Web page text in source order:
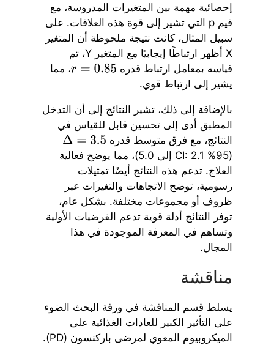
إحصائية مهمة بين المتغيرات المدروسة، مع
قيم p التي تشير إلى قوة هذه العلاقات. على
سبيل المثال، كانت نتيجة ملحوظة أن المتغير
X أظهر ارتباطًا إيجابيًا مع المتغير Y، تم
قياسه بمعامل ارتباط قدره
r=0.85
، مما
يشير إلى ارتباط قوي.
بالإضافة إلى ذلك، تشير النتائج إلى أن التدخل
المطبق أدى إلى تحسين قابل للقياس في
النتائج، مع فرق متوسط قدره
Δ= 3.5
(95% CI: 2.1 إلى 5.0)، مما يوضح فعالية
العلاج. تدعم هذه النتائج أيضًا تمثيلات
رسومية، توضح الاتجاهات والتغيرات عبر
ظروف أو مجموعات مختلفة. بشكل عام،
توفر النتائج أدلة قوية تدعم الفرضيات الأولية
وتساهم في المعرفة الموجودة في هذا
المجال.
مناقشة
يسلط قسم المناقشة في ورقة البحث الضوء
على التأثير الكبير للعادات الغذائية على
الميكروبيوم المعوي لمرضى باركنسون (PD).